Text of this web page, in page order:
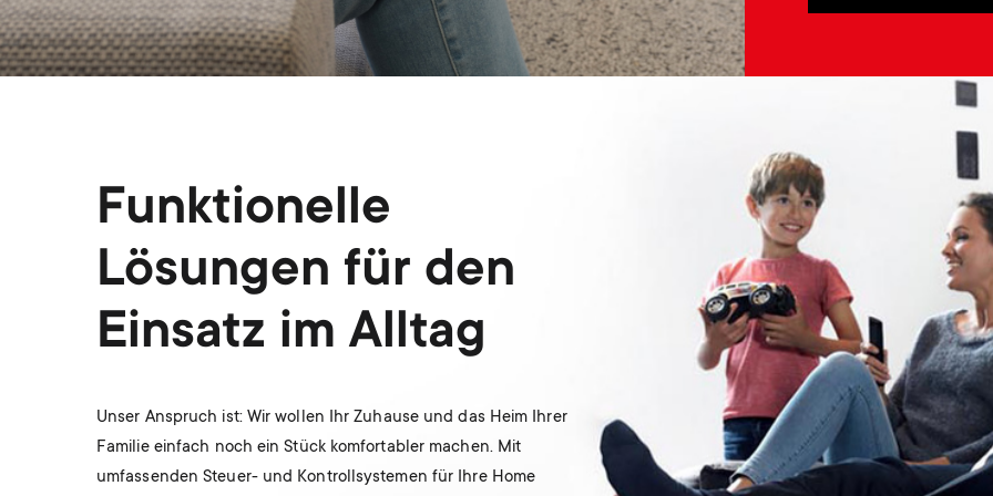
Funktionelle
Lösungen für den
Einsatz im Alltag
Unser Anspruch ist: Wir wollen Ihr Zuhause und das Heim Ihrer
Familie einfach noch ein Stück komfortabler machen. Mit
umfassenden Steuer- und Kontrollsystemen für Ihre Home